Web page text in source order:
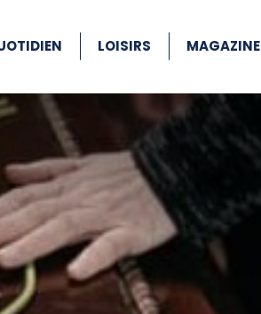
LOISIRS MAGAZINE